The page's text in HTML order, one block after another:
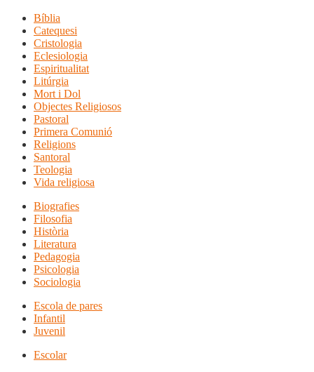
Bíblia
Catequesi
Cristologia
Eclesiologia
Espiritualitat
Litúrgia
Mort i Dol
Objectes Religiosos
Pastoral
Primera Comunió
Religions
Santoral
Teologia
Vida religiosa
Biografies
Filosofia
Història
Literatura
Pedagogia
Psicologia
Sociologia
Escola de pares
Infantil
Juvenil
Escolar